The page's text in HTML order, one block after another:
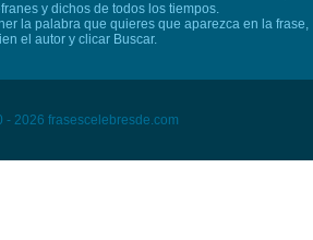
y dichos de todos los tiempos.
la palabra que quieres que aparezca en la frase,
el autor y clicar Buscar.
- 2026 frasescelebresde.com